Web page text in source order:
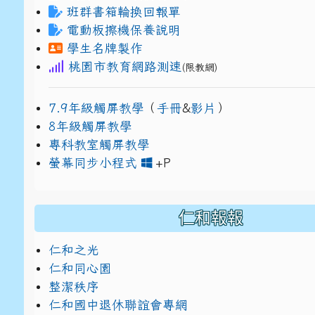
班群書箱輪換回報單
電動板擦機保養說明
學生名牌製作
桃園市教育網路測速 (限教網)
7.9年級觸屏教學 （ 手冊&影片 ）
8年級觸屏教學
專科教室觸屏教學
螢幕同步小程式
+Plink to https://
link to https://
仁和報報
仁和之光
仁和同心園
整潔秩序
仁和國中退休聯誼會專網